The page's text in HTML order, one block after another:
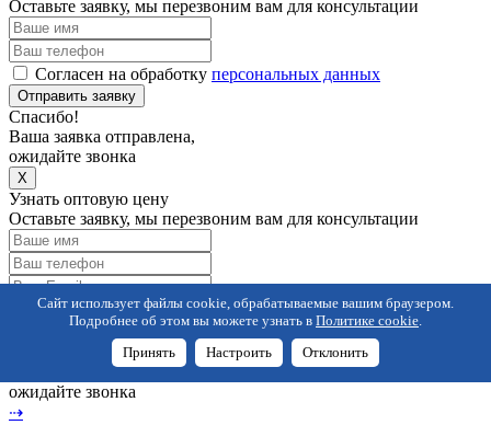
Оставьте заявку, мы перезвоним вам для консультации
Согласен на обработку персональных данных
Отправить заявку
Спасибо!
Ваша заявка отправлена,
ожидайте звонка
X
Узнать оптовую цену
Оставьте заявку, мы перезвоним вам для консультации
Согласен на обработкуперсональных данных
Отправить
Ваша заявка отправлена,
ожидайте звонка
⇢
Сайт использует файлы cookie, обрабатываемые вашим браузером.
Подробнее об этом вы можете узнать в Политике cookie.
Принять Настроить Отклонить